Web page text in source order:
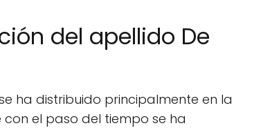
del apellido De
ha distribuido principalmente en la
el paso del tiempo se ha